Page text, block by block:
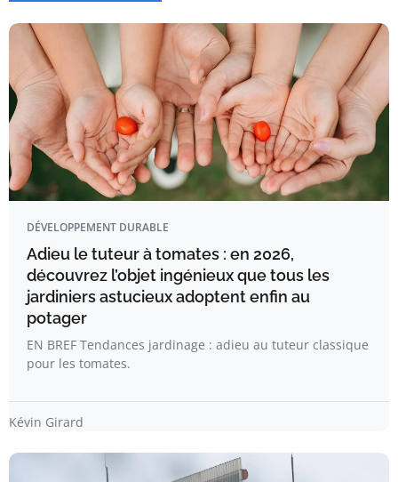
DÉVELOPPEMENT DURABLE
Adieu le tuteur à tomates : en 2026,
découvrez l’objet ingénieux que tous les
jardiniers astucieux adoptent enfin au
potager
EN BREF Tendances jardinage : adieu au tuteur classique
pour les tomates.
Kévin Girard